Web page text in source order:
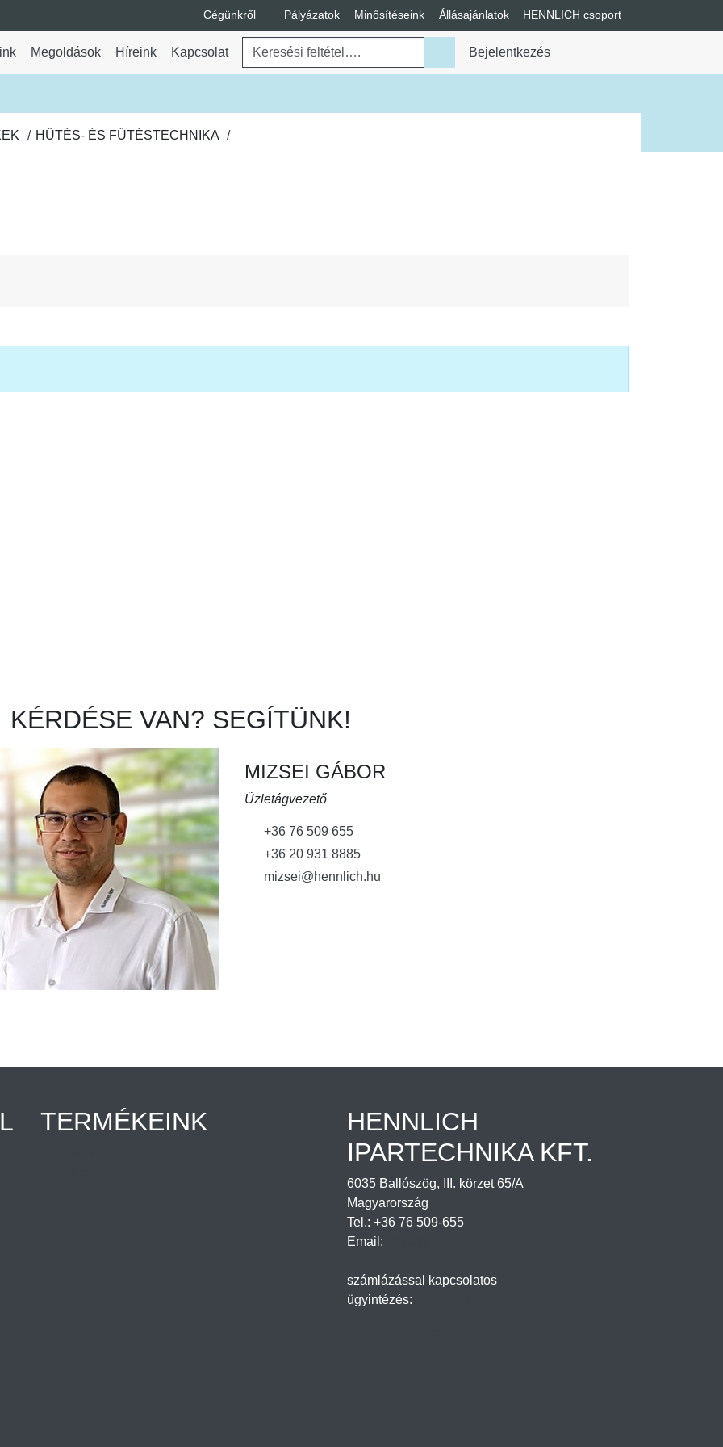
Cégünkről
A Cégünkről legördülő menü váltása
Pályázatok Minősítéseink Állásajánlatok HENNLICH csoport
menü váltása
Megoldások Híreink Kapcsolat Keresés Bejelentkezés
HŰTÉS- ÉS FŰTÉSTECHNIKA
KÉRDÉSE VAN? SEGÍTÜNK!
MIZSEI GÁBOR
Üzletágvezető
+36 76 509 655
+36 20 931 8885
mizsei@hennlich.hu
TERMÉKEINK
HENNLICH
IPARTECHNIKA KFT.
6035 Ballószög, III. körzet 65/A
Magyarország
Tel.: +36 76 509-655
Email:
számlázással kapcsolatos
ügyintézés: